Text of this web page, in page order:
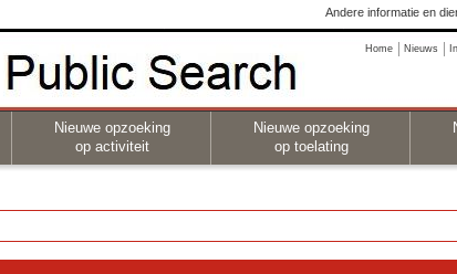
Andere informatie en
Home Nieuws
Nieuwe opzoeking
op activiteit
Nieuwe opzoeking
op toelating